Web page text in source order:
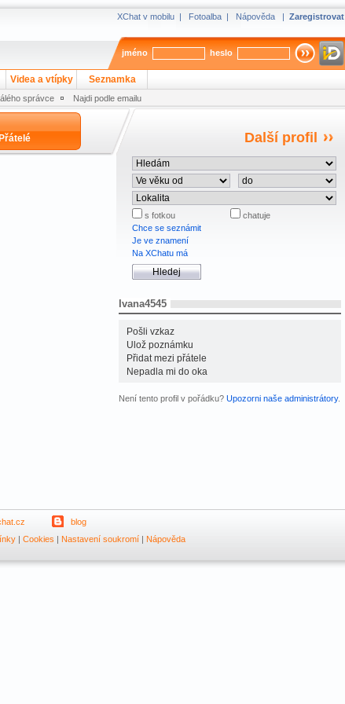
XChat v mobilu | Fotoalba | Nápověda | Zaregistrovat
jméno heslo
Videa a vtípky Seznamka
správce Najdi podle emailu
Přátelé Další profil
s fotkou
chatuje
Chce se seznámit
Je ve znamení
Na XChatu má
Ivana4545
Pošli vzkaz
Ulož poznámku
Přidat mezi přátele
Nepadla mi do oka
Není tento profil v pořádku? Upozorni naše administrátory.
blog
| Cookies | Nastavení soukromí| Nápověda